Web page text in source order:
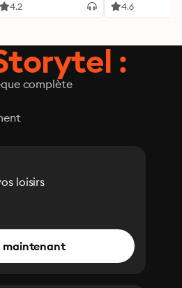
4.2 4.6
:
complète
loisirs
maintenant